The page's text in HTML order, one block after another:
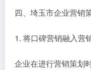
四、埼玉市企业营销
1. 将口碑营销融入营
企业在进行营销策划